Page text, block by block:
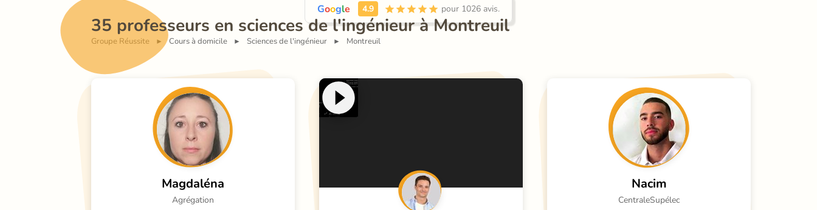
Google 4.9 pour 1026 avis.
35 professeurs en sciences de l'ingénieur à Montreuil
Groupe Réussite ► Cours à domicile ► Sciences de l'ingénieur ► Montreuil
Magdaléna
Agrégation
Nacim
CentraleSupélec